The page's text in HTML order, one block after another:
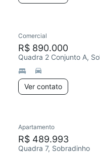
Comercial
R$ 890.000
Quadra 2 Conjunto A,
Ver contato
Apartamento
R$ 489.993
Quadra 7, Sobradinho